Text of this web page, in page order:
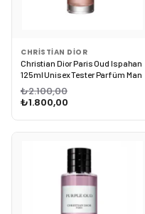
CHRISTIAN DIOR
Christian Dior Paris Oud Ispahan
125ml Unisex Tester Parfüm Man
₺2.100,00
₺1.800,00